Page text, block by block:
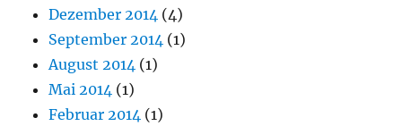
Dezember 2014 (4)
September 2014 (1)
August 2014 (1)
Mai 2014 (1)
Februar 2014 (1)